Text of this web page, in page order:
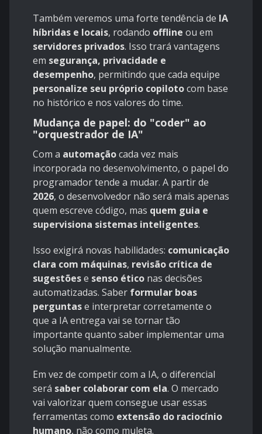
Também veremos uma forte tendência de IA
híbridas e locais, rodando offline ou em
servidores privados. Isso trará vantagens
em segurança, privacidade e
desempenho, permitindo que cada equipe
personalize seu próprio copilotocom base
no histórico e nos valores do time.
Mudança de papel: do "coder" ao
"orquestrador de IA"
Com a automaçãocada vez mais
incorporada no desenvolvimento, o papel do
programador tende a mudar. A partir de
2026, o desenvolvedor não será mais apenas
quem escreve código, mas quem guia e
supervisiona sistemas inteligentes.
Isso exigirá novas habilidades: comunicação
clara com máquinas, revisão crítica de
sugestõese senso ético nas decisões
automatizadas. Saber formular boas
perguntase interpretar corretamente o
que a IA entrega vai se tornar tão
importante quanto saber implementar uma
solução manualmente.
Em vez de competir com a IA, o diferencial
será saber colaborar com ela. O mercado
vai valorizar quem consegue usar essas
ferramentas como extensão do raciocínio
humano, não como muleta.